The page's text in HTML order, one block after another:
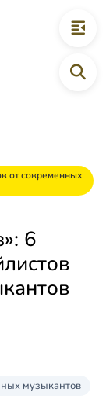
от современных
6
музыкантов